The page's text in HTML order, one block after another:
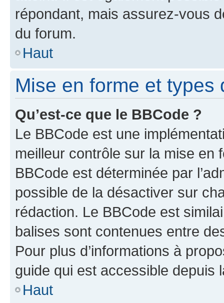
répondant, mais assurez-vous
du forum.
Haut
Mise en forme et types
Qu’est-ce que le BBCode ?
Le BBCode est une
meilleur contrôle sur la mise en
BBCode est déterminée par
possible de la désactiver sur
rédaction. Le BBCode est
balises sont contenues entre
Pour plus d’informations à
guide qui est accessible depuis
Haut